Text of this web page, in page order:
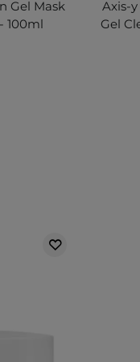
Gel Mask
100ml
Axis-
Gel